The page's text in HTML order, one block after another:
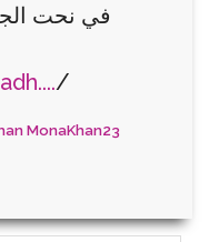
في نحت
/
MonaKhan23